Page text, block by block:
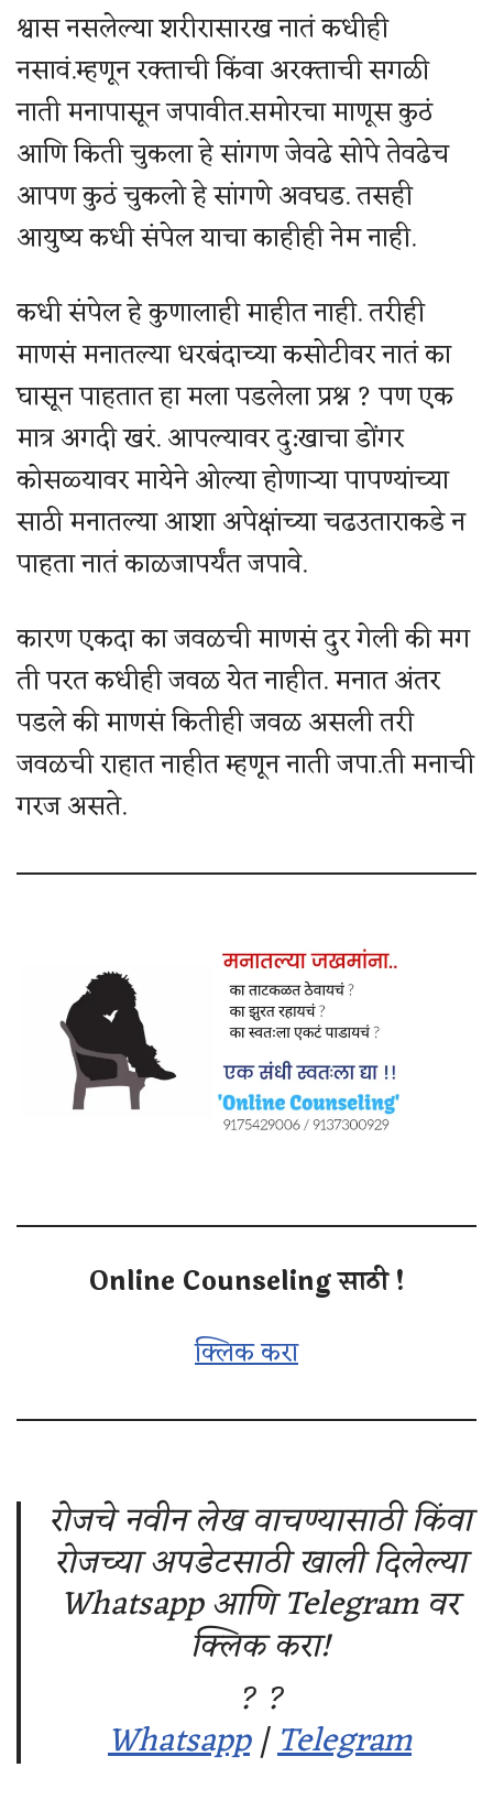
श्वास नसलेल्या शरीरासारख नातं कधीही
नसावं.म्हणून रक्ताची किंवा अरक्ताची सगळी
नाती मनापासून जपावीत.समोरचा माणूस कुठं
आणि किती चुकला हे सांगण जेवढे सोपे तेवढेच
आपण कुठं चुकलो हे सांगणे अवघड. तसही
आयुष्य कधी संपेल याचा काहीही नेम नाही.
कधी संपेल हे कुणालाही माहीत नाही. तरीही
माणसं मनातल्या धरबंदाच्या कसोटीवर नातं का
घासून पाहतात हा मला पडलेला प्रश्न ? पण एक
मात्र अगदी खरं. आपल्यावर दु:खाचा डोंगर
कोसळ्यावर मायेने ओल्या होणाऱ्या पापण्यांच्या
साठी मनातल्या आशा अपेक्षांच्या चढउताराकडे न
पाहता नातं काळजापर्यंत जपावे.
कारण एकदा का जवळची माणसं दुर गेली की मग
ती परत कधीही जवळ येत नाहीत. मनात अंतर
पडले की माणसं कितीही जवळ असली तरी
जवळची राहात नाहीत म्हणून नाती जपा.ती मनाची
गरज असते.
Online Counseling साठी !
क्लिक करा
रोजचे नवीन लेख वाचण्यासाठी किंवा
रोजच्या अपडेटसाठी खाली दिलेल्या
Whatsapp आणि Telegram वर
क्लिक करा!
? ?
Whatsapp|Telegram